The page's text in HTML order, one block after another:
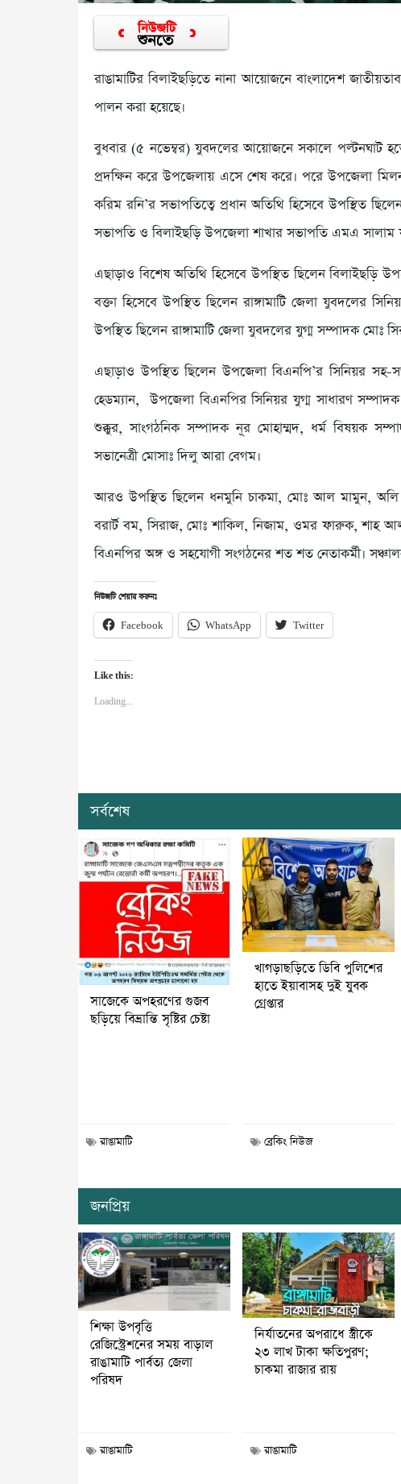
রাঙামাটির বিলাইছড়িতে নানা আয়োজনে বাংলাদেশ
পালন করা হয়েছে।
বুধবার (৫ নভেম্বর) যুবদলের আয়োজনে সকালে পল্টনঘাট হতে
প্রদক্ষিন করে উপজেলায় এসে শেষ করে। পরে উপজেলা
করিম রনি’র সভাপতিত্বে প্রধান অতিথি হিসেবে উপস্থিত
সভাপতি ও বিলাইছড়ি উপজেলা শাখার সভাপতি এমএ সালাম
এছাড়াও বিশেষ অতিথি হিসেবে উপস্থিত ছিলেন বিলাইছড়ি
বক্তা হিসেবে উপস্থিত ছিলেন রাঙ্গামাটি জেলা যুবদলের
উপস্থিত ছিলেন রাঙ্গামাটি জেলা যুবদলের যুগ্ম সম্পাদক
এছাড়াও উপস্থিত ছিলেন উপজেলা বিএনপি’র সিনিয়র
হেডম্যান, উপজেলা বিএনপির সিনিয়র যুগ্ম সাধারণ
শুক্কুর, সাংগঠনিক সম্পাদক নূর মোহাম্মদ, ধর্ম বিষয়ক
সভানেত্রী মোসাঃ দিলু আরা বেগম।
আরও উপস্থিত ছিলেন ধনমুনি চাকমা, মোঃ আল মামুন,
বরার্ট বম, সিরাজ, মোঃ শাকিল, নিজাম, ওমর ফারুক, শাহ
বিএনপির অঙ্গ ও সহযোগী সংগঠনের শত শত নেতাকর্মী।
নিউজটি শেয়ার করুনঃ
Facebook WhatsApp Twitter
Like this:
Loading...
সর্বশেষ
সাজেকে অপহরণের গুজব
ছড়িয়ে বিভ্রান্তি সৃষ্টির চেষ্টা
রাঙামাটি
খাগড়াছড়িতে ডিবি পুলিশের
হাতে ইয়াবাসহ দুই যুবক
গ্রেপ্তার
ব্রেকিং নিউজ
জনপ্রিয়
শিক্ষা উপবৃত্তি
রেজিস্ট্রেশনের সময় বাড়াল
রাঙামাটি পার্বত্য জেলা
পরিষদ
রাঙামাটি
নির্যাতনের অপরাধে স্ত্রীকে
২৩ লাখ টাকা ক্ষতিপুরণ;
চাকমা রাজার রায়
রাঙামাটি